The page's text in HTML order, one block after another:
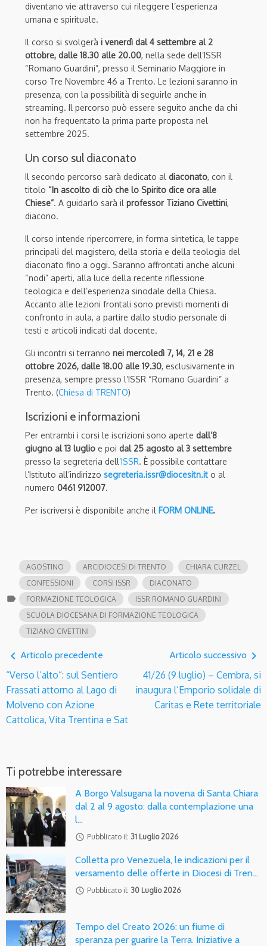
diventano vie attraverso cui rileggere l’esperienza
umana e spirituale.
Il corso si svolgerà i venerdì dal 4 settembre al 2
ottobre, dalle 18.30 alle 20.00, nella sede dell’ISSR
“Romano Guardini”, presso il Seminario Maggiore in
corso Tre Novembre 46 a Trento. Le lezioni saranno in
presenza, con la possibilità di seguirle anche in
streaming. Il percorso può essere seguito anche da chi
non ha frequentato la prima parte proposta nel
settembre 2025.
Un corso sul diaconato
Il secondo percorso sarà dedicato al diaconato, con il
titolo “In ascolto di ciò che lo Spirito dice ora alle
Chiese”. A guidarlo sarà il professor Tiziano Civettini,
diacono.
Il corso intende ripercorrere, in forma sintetica, le tappe
principali del magistero, della storia e della teologia del
diaconato fino a oggi. Saranno affrontati anche alcuni
“nodi” aperti, alla luce della recente riflessione
teologica e dell’esperienza sinodale della Chiesa.
Accanto alle lezioni frontali sono previsti momenti di
confronto in aula, a partire dallo studio personale di
testi e articoli indicati dal docente.
Gli incontri si terranno nei mercoledì 7, 14, 21 e 28
ottobre 2026, dalle 18.00 alle 19.30, esclusivamente in
presenza, sempre presso l’ISSR “Romano Guardini” a
Trento. (Chiesa di TRENTO)
Iscrizioni e informazioni
Per entrambi i corsi le iscrizioni sono aperte dall’8
giugno al 13 luglio e poi dal 25 agosto al 3 settembre
presso la segreteria dell’ISSR. È possibile contattare
l’Istituto all’indirizzo segreteria.issr@diocesitn.it o al
numero 0461 912007.
Per iscriversi è disponibile anche il FORM ONLINE.
label
AGOSTINO ARCIDIOCESI DI TRENTO
CHIARA CURZEL
CONFESSIONI
CORSI ISSR
DIACONATO
FORMAZIONE TEOLOGICA
ISSR ROMANO GUARDINI
SCUOLA DIOCESANA DI FORMAZIONE TEOLOGICA
TIZIANO CIVETTINI
navigate_before Articolo precedente
“Verso l’alto”: sul Sentiero
Frassati attorno al Lago di
Molveno con Azione
Cattolica, Vita Trentina e Sat
Articolo successivo navigate_next
41/26 (9 luglio) – Cembra, si
inaugura l’Emporio solidale di
Caritas e Rete territoriale
Ti potrebbe interessare
A Borgo Valsugana la novena di Santa Chiara
dal 2 al 9 agosto: dalla contemplazione una
l…
access_time Pubblicato il: 31 Luglio 2026
Colletta pro Venezuela, le indicazioni per il
versamento delle offerte in Diocesi di Tren…
access_time Pubblicato il: 30 Luglio 2026
Tempo del Creato 2026: un fiume di
speranza per guarire la Terra. Iniziative a